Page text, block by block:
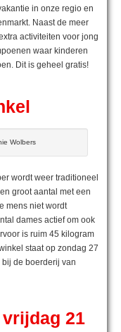
in onze regio en
Naast de meer
activiteiten voor jong
waar kinderen
Dit is geheel gratis!
Wolbers
wordt weer traditioneel
groot aantal met een
mens niet wordt
dames actief om ook
is ruim 45 kilogram
staat op zondag 27
de boerderij van
21